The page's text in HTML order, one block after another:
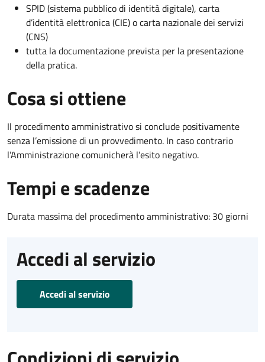
SPID (sistema pubblico di identità digitale), carta
d’identità elettronica (CIE) o carta nazionale dei servizi
(CNS)
tutta la documentazione prevista per la presentazione
della pratica.
Cosa si ottiene
Il procedimento amministrativo si conclude positivamente
senza l’emissione di un provvedimento. In caso contrario
l’Amministrazione comunicherà l’esito negativo.
Tempi e scadenze
Durata massima del procedimento amministrativo: 30 giorni
Accedi al servizio
Accedi al servizio